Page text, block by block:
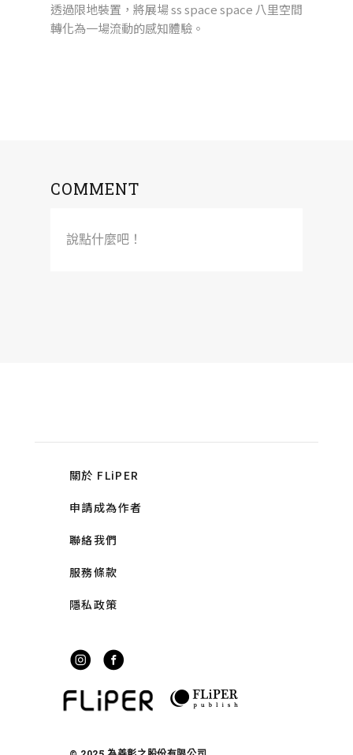
透過限地裝置，將展場 ss space space 八里空間
轉化為一場流動的感知體驗。
COMMENT
說點什麼吧！
關於 FLiPER
申請成為作者
聯絡我們
服務條款
隱私政策